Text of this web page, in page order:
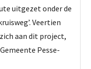
uitgezet onder de
Veertien
aan dit project,
Pesse-